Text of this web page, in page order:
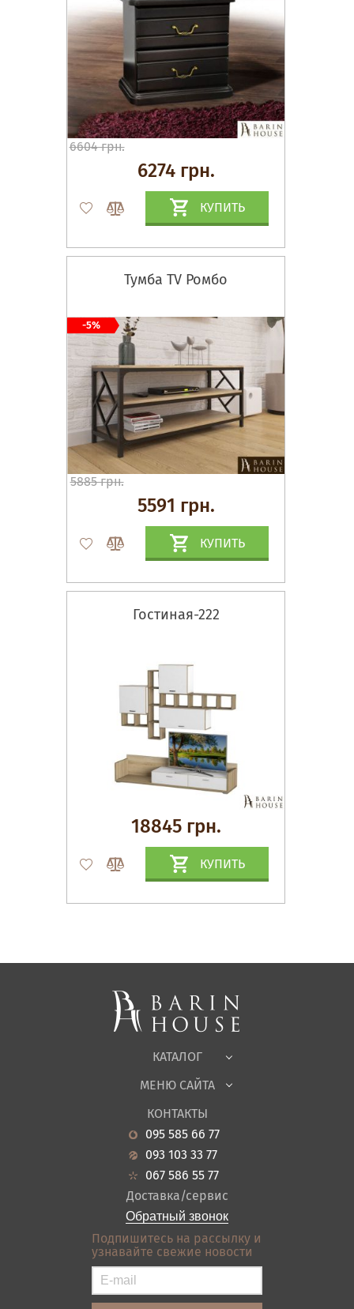
6604 грн.
6274 грн.
КУПИТЬ
Тумба TV Ромбо
5885 грн.
5591 грн.
КУПИТЬ
-5%
Гостиная-222
18845 грн.
КУПИТЬ
КАТАЛОГ
Спальни, Кровати
Корпусная мебель
Офисная мебель
Садовая мебель
Гостиная
Кухня
Прихожие
Ванная
Акции
МЕНЮ САЙТА
О нас
Новости
Гарантия
Кредит
Оплата и доставка
Отзывы
Контакты
Карта сайта
Условия покупки
КОНТАКТЫ
095 585 66 77
093 103 33 77
067 586 55 77
Доставка/сервис
Обратный звонок
Подпишитесь на рассылку и
узнавайте свежие новости